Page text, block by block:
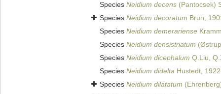
Species Neidium decens (Pantocsek)
Species Neidium decoratum Brun,
Species Neidium demerariense
Species Neidium densistriatum
Species Neidium dicephalum Q.Liu,
Species Neidium didelta Hustedt, 1922
Species Neidium dilatatum